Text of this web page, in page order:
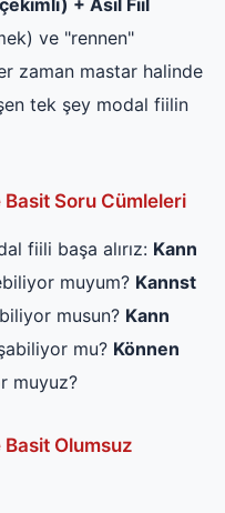
+ Asıl Fiil
ve "rennen"
zaman mastar halinde
tek şey modal fiilin
Soru Cümleleri
fiili başa alırız: Kann
muyum? Kannst
musun? Kann
mu? Können
muyuz?
Olumsuz